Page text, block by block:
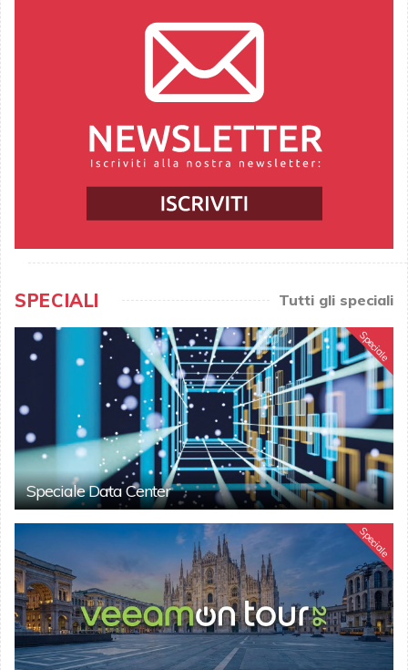
SPECIALI Tutti gli speciali
Speciale
Speciale Data Center
Speciale